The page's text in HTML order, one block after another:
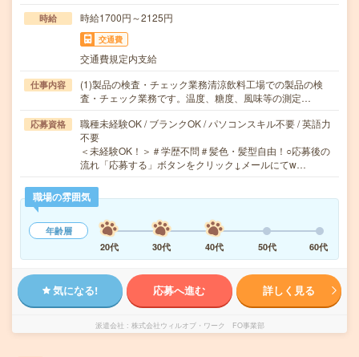
時給 時給1700円～2125円
交通費
交通費規定内支給
仕事内容
(1)製品の検査・チェック業務清涼飲料工場での製品の検
査・チェック業務です。温度、糖度、風味等の測定…
応募資格
職種未経験OK / ブランクOK / パソコンスキル不要 / 英語力
不要
＜未経験OK！＞＃学歴不問＃髪色・髪型自由！○応募後の
流れ「応募する」ボタンをクリック↓メールにてw…
職場の雰囲気
年齢層
20代
30代 40代 50代 60代
気になる! 応募へ進む 詳しく見る
派遣会社 株式会社ウィルオブ・ワーク FO事業部